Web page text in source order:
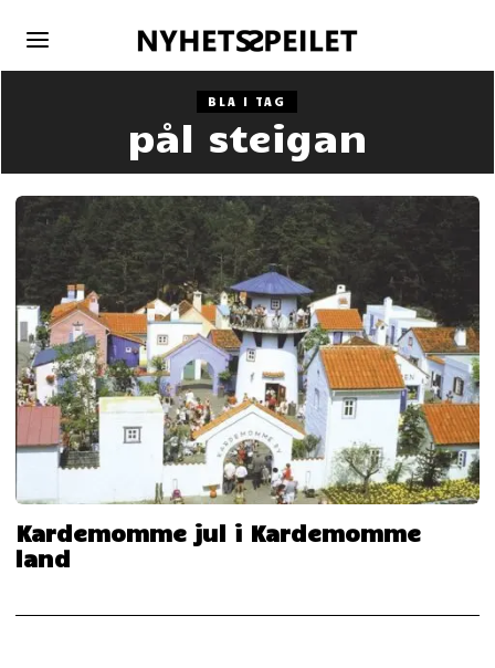
BLA I TAG
pål steigan
Kardemomme jul i Kardemomme
land